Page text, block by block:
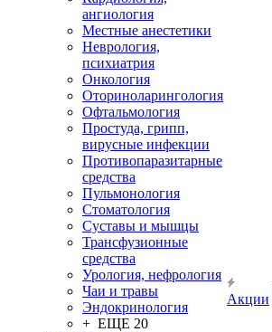
ангиология
Местные анестетики
Неврология,
психиатрия
Онкология
Оториноларингология
Офтальмология
Простуда, грипп,
вирусные инфекции
Противопаразитарные
средства
Пульмонология
Стоматология
Суставы и мышцы
Трансфузионные
средства
Урология, нефрология
Чаи и травы
Эндокринология
+ ЕЩЕ 20
Акции